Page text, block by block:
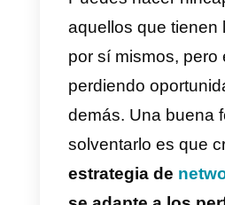
genera
Una forma de
que se va a
reunión
que los